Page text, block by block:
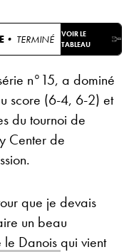
• TERMINÉ
VOIR LE
TABLEAU
n°15, a dominé
score (6-4, 6-2) et
du tournoi de
Center de
que je devais
un beau
Danoisqui vient